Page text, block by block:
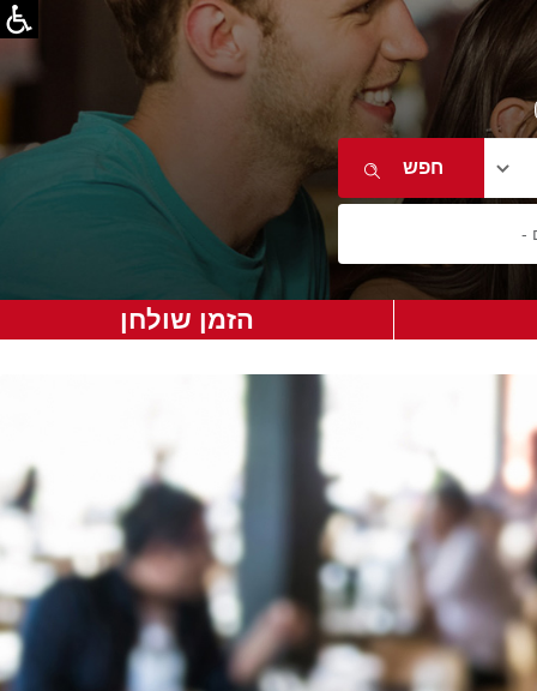
הזמן שולחן